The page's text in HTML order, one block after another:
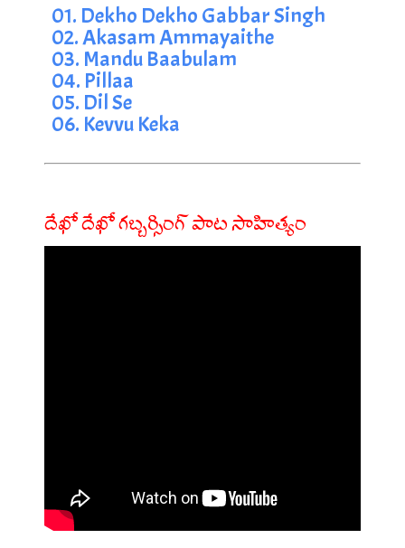
01. Dekho Dekho Gabbar Singh
02. Akasam Ammayaithe
03. Mandu Baabulam
04. Pillaa
05. Dil Se
06. Kevvu Keka
దేఖో దేఖో గబ్బర్సింగ్ పాట సాహిత్యం